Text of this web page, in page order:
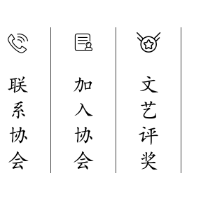
联
系
协
会
加
入
协
会
文
艺
评
奖